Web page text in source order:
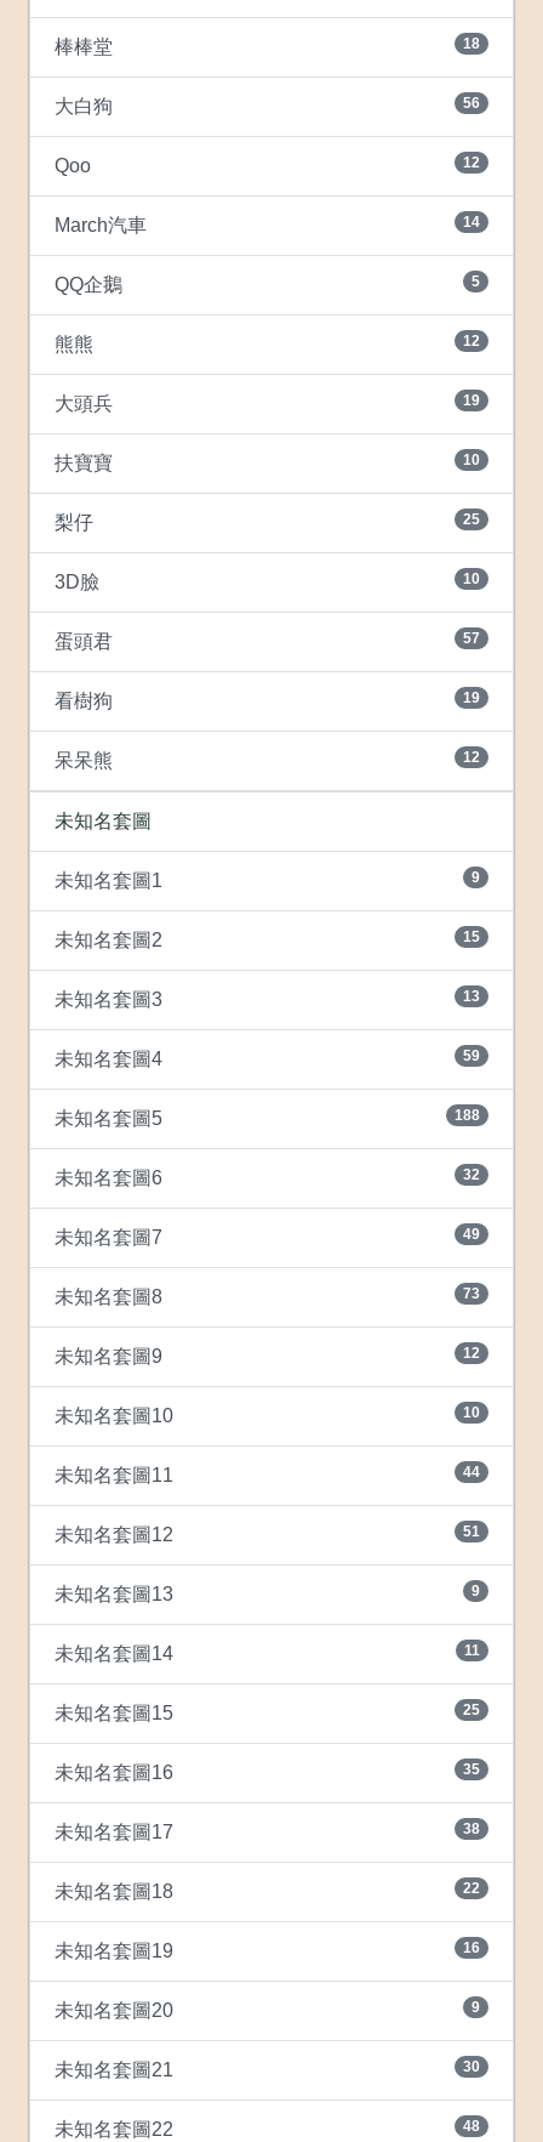
棒棒堂 18
大白狗 56
Qoo 12
March汽車 14
QQ企鵝 5
熊熊 12
大頭兵 19
扶寶寶 10
梨仔 25
3D臉 10
蛋頭君 57
看樹狗 19
呆呆熊 12
未知名套圖
未知名套圖1 9
未知名套圖2 15
未知名套圖3 13
未知名套圖4 59
未知名套圖5 188
未知名套圖6 32
未知名套圖7 49
未知名套圖8 73
未知名套圖9 12
未知名套圖10 10
未知名套圖11 44
未知名套圖12 51
未知名套圖13 9
未知名套圖14 11
未知名套圖15 25
未知名套圖16 35
未知名套圖17 38
未知名套圖18 22
未知名套圖19 16
未知名套圖20 9
未知名套圖21 30
未知名套圖22 48